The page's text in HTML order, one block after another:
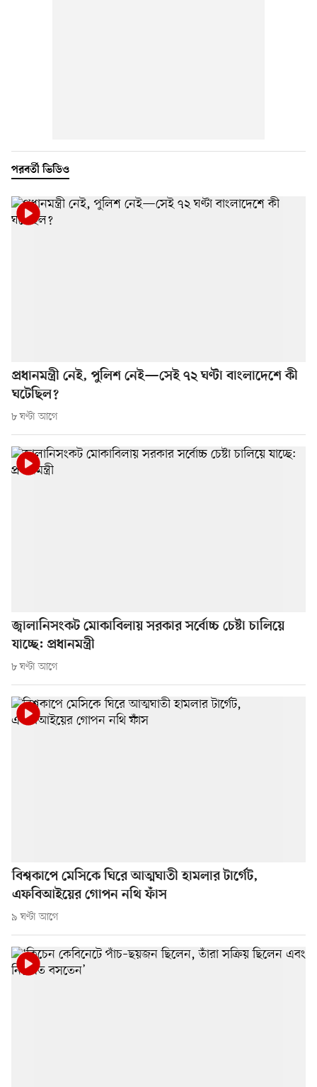
পরবর্তী ভিডিও
প্রধানমন্ত্রী নেই, পুলিশ নেই—সেই ৭২ ঘণ্টা বাংলাদেশে কী
ঘটেছিল?
৮ ঘণ্টা আগে
জ্বালানিসংকট মোকাবিলায় সরকার সর্বোচ্চ চেষ্টা চালিয়ে
যাচ্ছে: প্রধানমন্ত্রী
৮ ঘণ্টা আগে
বিশ্বকাপে মেসিকে ঘিরে আত্মঘাতী হামলার টার্গেট,
এফবিআইয়ের গোপন নথি ফাঁস
৯ ঘণ্টা আগে